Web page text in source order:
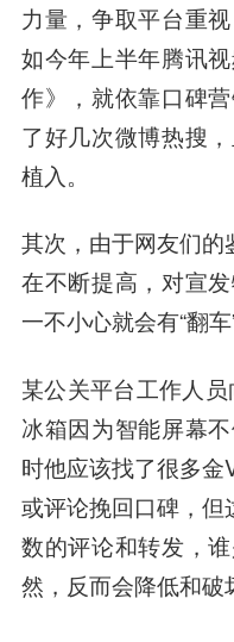
力量，争取平台重
如今年上半年腾讯
作》，就依靠口碑
了好几次微博热搜
植入。
其次，由于网友们的
在不断提高，对宣
一不小心就会有“翻车
某公关平台工作人
冰箱因为智能屏幕
时他应该找了很多
或评论挽回口碑，
数的评论和转发，
然，反而会降低和破